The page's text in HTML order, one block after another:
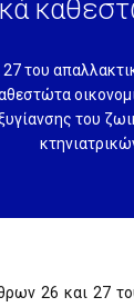
του
του
26 και 27